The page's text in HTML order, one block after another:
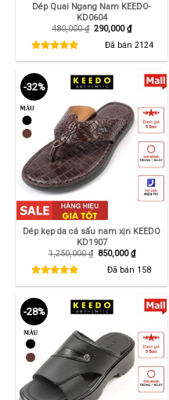
Dép Quai Ngang Nam KEEDO-
KD0604
480,000₫ Giá
480,000 ₫.
290,000₫Giá
hiện
tại
là:
290,000 ₫.
Đã bán2124
-32%
Dép kẹp da cá sấu nam xịn KEEDO
KD1907
1,250,000₫ Giá
1,250,000 ₫.
850,000₫Giá
hiện
tại
là:
850,000 ₫.
Đã bán 158
-28%